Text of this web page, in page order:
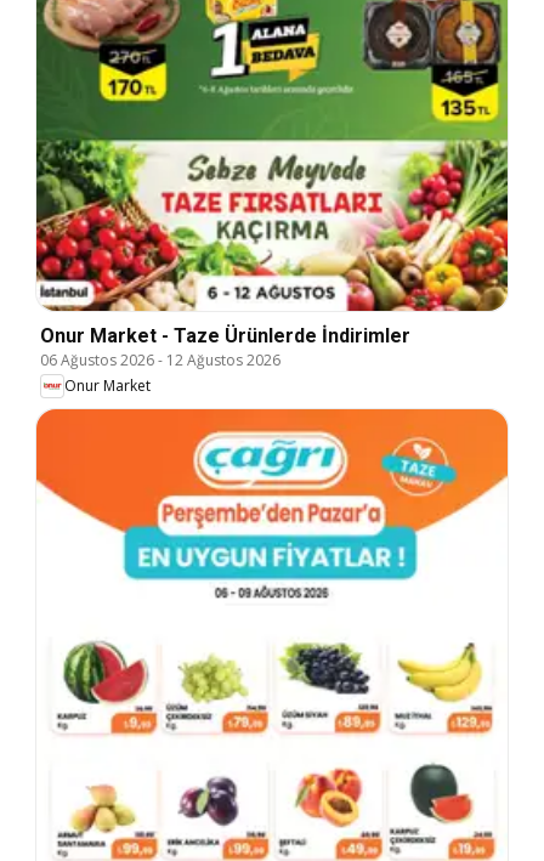
Onur Market - Taze Ürünlerde İndirimler
06 Ağustos 2026- 12 Ağustos 2026
Onur Market